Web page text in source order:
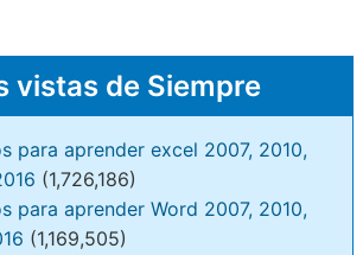
vistas de Siempre
para aprender excel 2007, 2010,
(1,726,186)
para aprender Word 2007, 2010,
(1,169,505)